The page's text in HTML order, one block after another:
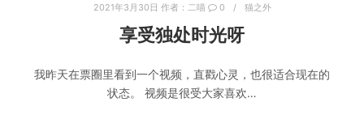
2021年3月30日 作者： 二喵 0 猫之外
享受独处时光呀
我昨天在票圈里看到一个视频，直戳心灵，也很适合现在的
状态。 视频是很受大家喜欢…